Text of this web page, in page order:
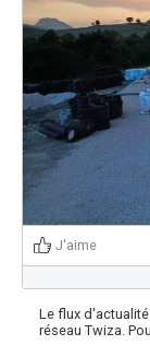
J'aime
Le flux
réseau Twiza.